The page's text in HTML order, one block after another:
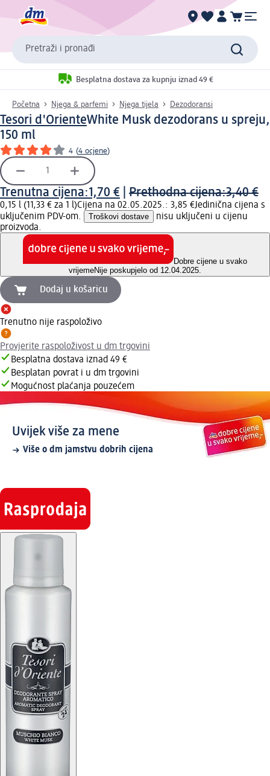
Pretraži i pronađi
Besplatna dostava za kupnju iznad 49 €
Početna Njega & parfemi Njega tijela Dezodoransi
Tesori d'OrienteWhite Musk dezodorans u spreju,
150 ml
4 (4 ocjene)
Trenutna cijena:1,70 € Prethodna cijena:3,40 €
0,15 l (11,33 € za 1 l)Cijena na 02.05.2025.: 3,85 €Jedinična cijena s
uključenim PDV-om.
Troškovi dostave
nisu uključeni u cijenu
proizvoda.
Dobre cijene u svako
vrijemeNije poskupjelo od 12.04.2025.
Dodaj u košaricu
Trenutno nije raspoloživo
Provjerite raspoloživost u dm trgovini
Besplatna dostava iznad 49 €
Besplatan povrat i u dm trgovini
Mogućnost plaćanja pouzećem
Uvijek više za mene
Više o dm jamstvu dobrih cijena